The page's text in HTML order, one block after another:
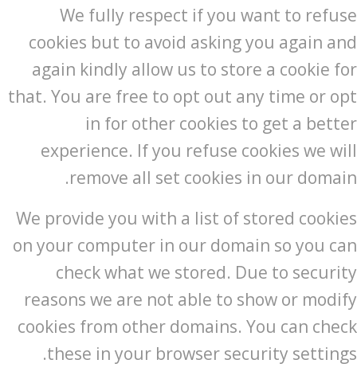
We fully respect if you want to refuse
cookies but to avoid asking you again and
again kindly allow us to store a cookie for
that. You are free to opt out any time or opt
in for other cookies to get a better
experience. If you refuse cookies we will
remove all set cookies in our domain.
We provide you with a list of stored cookies
on your computer in our domain so you can
check what we stored. Due to security
reasons we are not able to show or modify
cookies from other domains. You can check
these in your browser security settings.